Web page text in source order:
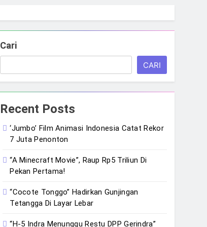
Cari
CARI
Recent Posts
‘Jumbo’ Film Animasi Indonesia Catat Rekor
7 Juta Penonton
“A Minecraft Movie”, Raup Rp5 Triliun Di
Pekan Pertama!
“Cocote Tonggo” Hadirkan Gunjingan
Tetangga Di Layar Lebar
“H-5 Indra Menunggu Restu DPP Gerindra”